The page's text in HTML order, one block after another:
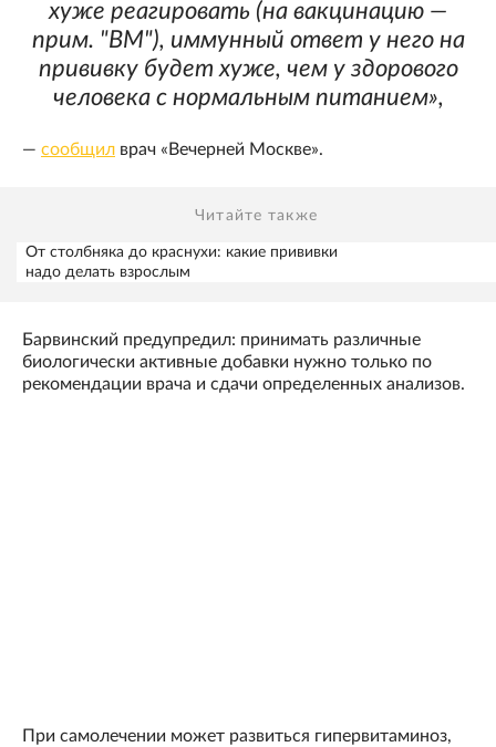
хуже реагировать (на вакцинацию —
прим. "ВМ"), иммунный ответ у него на
прививку будет хуже, чем у здорового
человека с нормальным питанием»,
— сообщил врач «Вечерней Москве».
Читайте также
От столбняка до краснухи: какие прививки
надо делать взрослым
Барвинский предупредил: принимать различные
биологически активные добавки нужно только по
рекомендации врача и сдачи определенных анализов.
При самолечении может развиться гипервитаминоз,